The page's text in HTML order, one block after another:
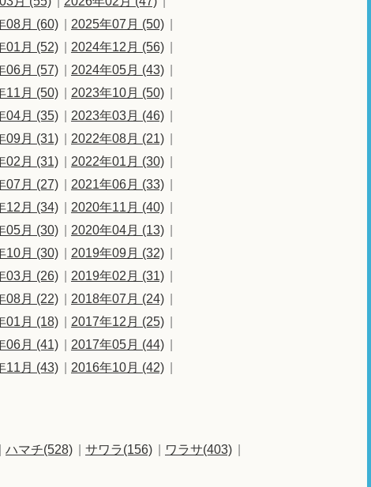
08月 (60)
2025年07月 (50)
01月 (52)
2024年12月 (56)
06月 (57)
2024年05月 (43)
11月 (50)
2023年10月 (50)
04月 (35)
2023年03月 (46)
09月 (31)
2022年08月 (21)
02月 (31)
2022年01月 (30)
07月 (27)
2021年06月 (33)
12月 (34)
2020年11月 (40)
05月 (30)
2020年04月 (13)
10月 (30)
2019年09月 (32)
03月 (26)
2019年02月 (31)
08月 (22)
2018年07月 (24)
01月 (18)
2017年12月 (25)
06月 (41)
2017年05月 (44)
11月 (43)
2016年10月 (42)
ハマチ(528) サワラ(156)
ワラサ(403)